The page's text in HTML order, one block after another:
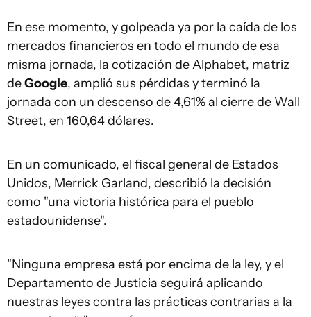
En ese momento, y golpeada ya por la caída de los
mercados financieros en todo el mundo de esa
misma jornada, la cotización de Alphabet, matriz
deGoogle, amplió sus pérdidas y terminó la
jornada con un descenso de 4,61% al cierre de Wall
Street, en 160,64 dólares.
En un comunicado, el fiscal general de Estados
Unidos, Merrick Garland, describió la decisión
como "una victoria histórica para el pueblo
estadounidense".
"Ninguna empresa está por encima de la ley, y el
Departamento de Justicia seguirá aplicando
nuestras leyes contra las prácticas contrarias a la